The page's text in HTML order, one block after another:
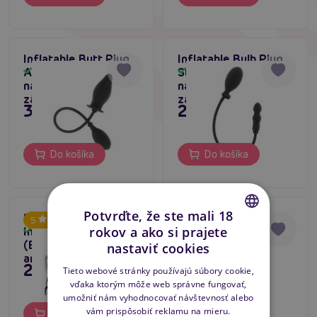
Inflatable Butt Plug
Advanced (Black),
nafukovacia análna
zástrčka
31,80 €
Do košíka
Inflatable Bulb Plug
Starter (Black),
nafukovacia análna
zástrčka
Skladom
23,80 €
Do košíka
5
NMC Strafe
Inflatable Plug 3
(Black), nafukovací
análny kolík
Skladom
27,80 €
Do košíka
5
Inflatable Dong
Advanced (Black),
nafukovacia análna
Skladom
35,80 €
Do košíka
CZECH
ENGLISH
Potvrďte, že ste mali 18
rokov a ako si prajete
nastaviť cookies
Tieto webové stránky používajú súbory cookie,
vďaka ktorým môže web správne fungovať,
umožniť nám vyhodnocovať návštevnosť alebo
vám prispôsobiť reklamu na mieru.